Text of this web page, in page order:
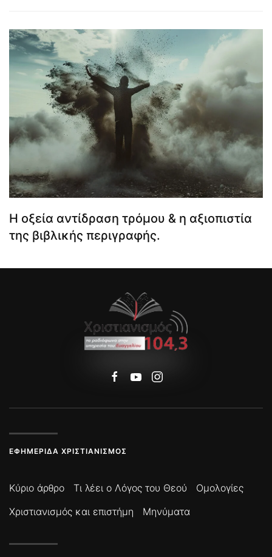
Η οξεία αντίδραση τρόμου & η αξιοπιστία
της βιβλικής περιγραφής.
ΕΦΗΜΕΡΊΔΑ ΧΡΙΣΤΙΑΝΙΣΜΌΣ
Κύριο άρθρο Τι λέει ο Λόγος του Θεού
Ομολογίες
Χριστιανισμός και επιστήμη
Μηνύματα